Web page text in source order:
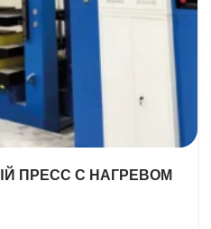
ПРЕСС С НАГРЕВОМ